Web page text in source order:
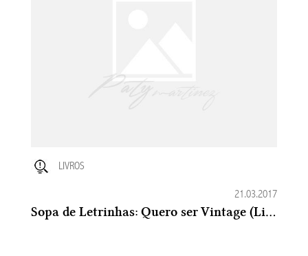
LIVROS
21.03.2017
Sopa de Letrinhas: Quero ser Vintage (Lindsey Leavitt)